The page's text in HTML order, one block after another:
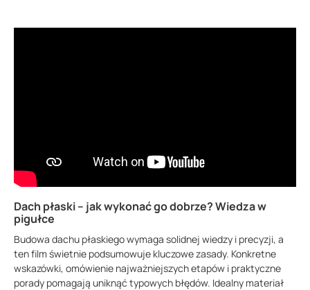
Dach płaski – jak wykonać go dobrze? Wiedza w
pigułce
Budowa dachu płaskiego wymaga solidnej wiedzy i precyzji, a
ten film świetnie podsumowuje kluczowe zasady. Konkretne
wskazówki, omówienie najważniejszych etapów i praktyczne
porady pomagają uniknąć typowych błędów. Idealny materiał